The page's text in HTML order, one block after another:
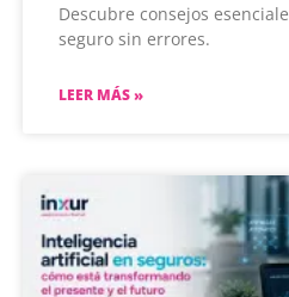
Descubre consejos
seguro sin errores.
LEER MÁS »